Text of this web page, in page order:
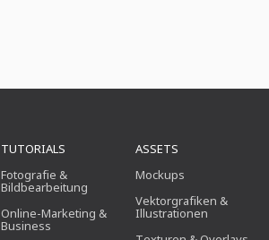
TUTORIALS
Fotografie &
Bildbearbeitung
Online-Marketing &
Business
ASSETS
Mockups
Vektorgrafiken &
Illustrationen